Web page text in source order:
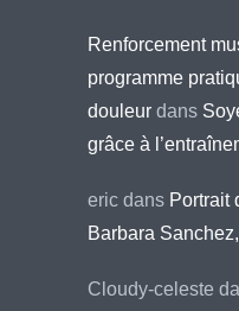
Renforcement
programme
douleur dans
grâce à
eric dans Portrait
Barbara
Cloudy-celeste